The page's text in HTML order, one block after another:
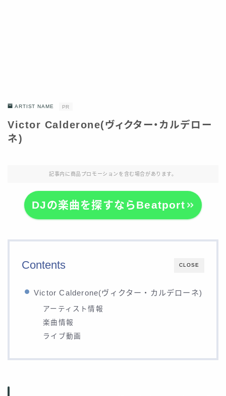
ARTIST NAME PR
Victor Calderone(ヴィクター・カルデロー
ネ)
記事内に商品プロモーションを含む場合があります。
DJの楽曲を探すならBeatport
CLOSE
Contents
Victor Calderone(ヴィクター・カルデローネ)
アーティスト情報
楽曲情報
ライブ動画